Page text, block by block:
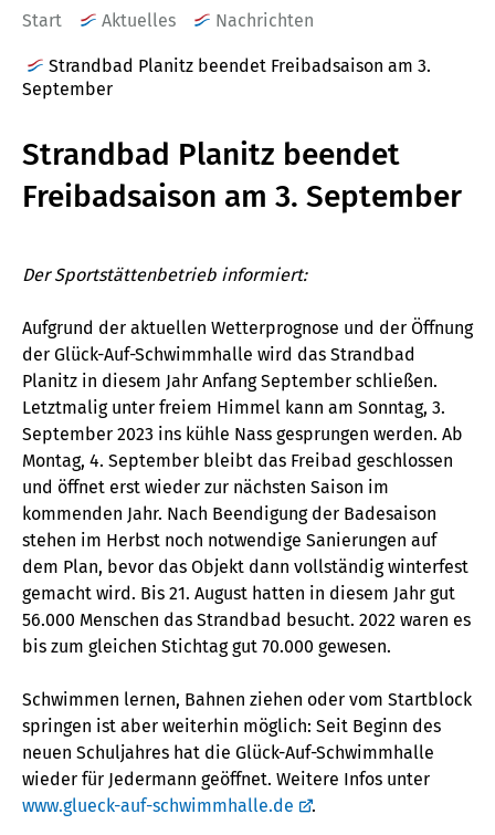
Start Aktuelles Nachrichten
Strandbad Planitz beendet Freibadsaison am 3.
September
Strandbad Planitz beendet
Freibadsaison am 3. September
Der Sportstättenbetrieb informiert:
Aufgrund der aktuellen Wetterprognose und der Öffnung
der Glück-Auf-Schwimmhalle wird das Strandbad
Planitz in diesem Jahr Anfang September schließen.
Letztmalig unter freiem Himmel kann am Sonntag, 3.
September 2023 ins kühle Nass gesprungen werden. Ab
Montag, 4. September bleibt das Freibad geschlossen
und öffnet erst wieder zur nächsten Saison im
kommenden Jahr. Nach Beendigung der Badesaison
stehen im Herbst noch notwendige Sanierungen auf
dem Plan, bevor das Objekt dann vollständig winterfest
gemacht wird. Bis 21. August hatten in diesem Jahr gut
56.000 Menschen das Strandbad besucht. 2022 waren es
bis zum gleichen Stichtag gut 70.000 gewesen.
Schwimmen lernen, Bahnen ziehen oder vom Startblock
springen ist aber weiterhin möglich: Seit Beginn des
neuen Schuljahres hat die Glück-Auf-Schwimmhalle
wieder für Jedermann geöffnet. Weitere Infos unter
www.glueck-auf-schwimmhalle.de
.